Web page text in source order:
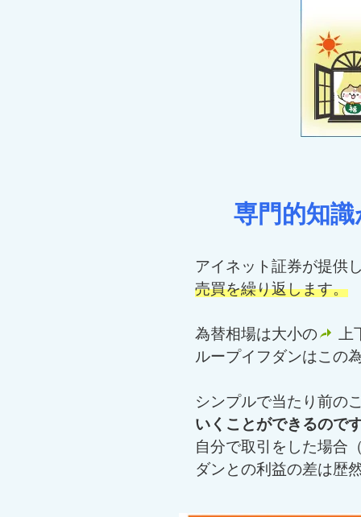
専門的知
アイネット証券が提供
売買を繰り返します。
為替相場は大小の
ループイフダンはこの
シンプルで当たり前の
いくことができるので
自分で取引をした場合
ダンとの利益の差は歴